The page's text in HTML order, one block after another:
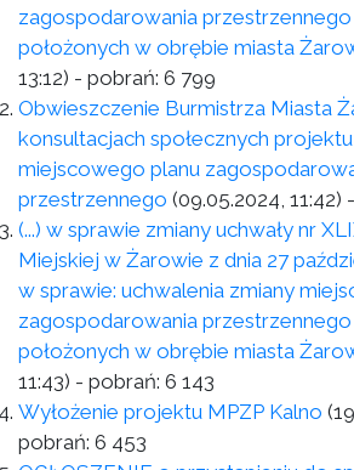
zagospodarowania
położonych w obrębie miasta
13:12) - pobrań: 6 799
Obwieszczenie Burmistrza Miasta
konsultacjach społecznych
miejscowego planu
przestrzennego (09.05.2024, 11:42)
(...) w sprawie zmiany uchwały nr
Miejskiej w Żarowie z dnia 27
w sprawie: uchwalenia zmiany
zagospodarowania
położonych w obrębie miasta
11:43) - pobrań: 6 143
Wyłożenie projektu MPZP Kalno
pobrań: 6 453